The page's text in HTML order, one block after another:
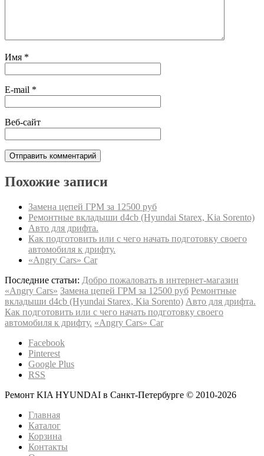
Имя *
E-mail *
Веб-сайт
Похожие записи
Замена цепей ГРМ за 12500 руб
Ремонтные вкладыши d4cb (Hyundai Starex, Kia Sorento)
Авто для дрифта.
Как подготовить или с чего начать подготовку своего
автомобиля к дрифту.
«Angry Cars» Car
Последние статьи: Добро пожаловать в интернет-магазин
«Angry Cars» Замена цепей ГРМ за 12500 руб Ремонтные
вкладыши d4cb (Hyundai Starex, Kia Sorento) Авто для дрифта.
Как подготовить или с чего начать подготовку своего
автомобиля к дрифту. «Angry Cars» Car
Facebook
Pinterest
Google Plus
RSS
Ремонт KIA HYUNDAI в Санкт-Петербурге © 2010-2026
Главная
Каталог
Корзина
Контакты